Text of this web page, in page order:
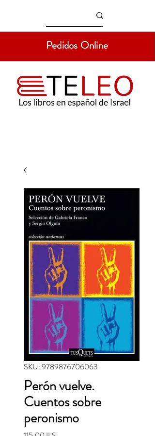
Pedidos Online
SKU: 9789876706063
Perón vuelve.
Cuentos sobre
peronismo